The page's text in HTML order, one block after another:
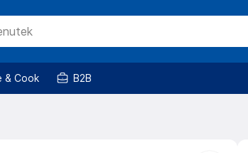
& Cook B2B